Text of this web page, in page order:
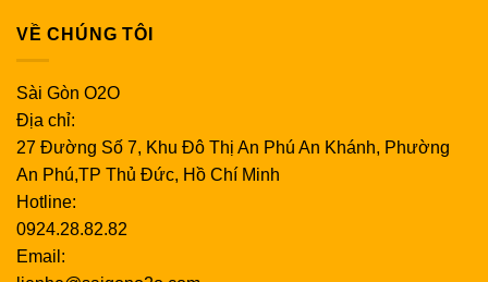
đế.
Khi bạn đang khuấy rượu vang trắng hoặc đỏ của mình
trong ly, hãy thưởng thức hương thơm của rượu và lưu
ý các mùi hương khác nhau. Khi rượu mở ra, bạn sẽ có
thể phát hiện ra các sắc thái khác nhau của hương liệu.
Rượu càng phức tạp thì càng có nhiều điều để khám
phá.
VỀ CHÚNG TÔI
Sài Gòn O2O
Địa chỉ:
27 Đường Số 7, Khu Đô Thị An Phú An Khánh, Phường
An Phú,TP Thủ Đức, Hồ Chí Minh
Hotline:
0924.28.82.82
Email: